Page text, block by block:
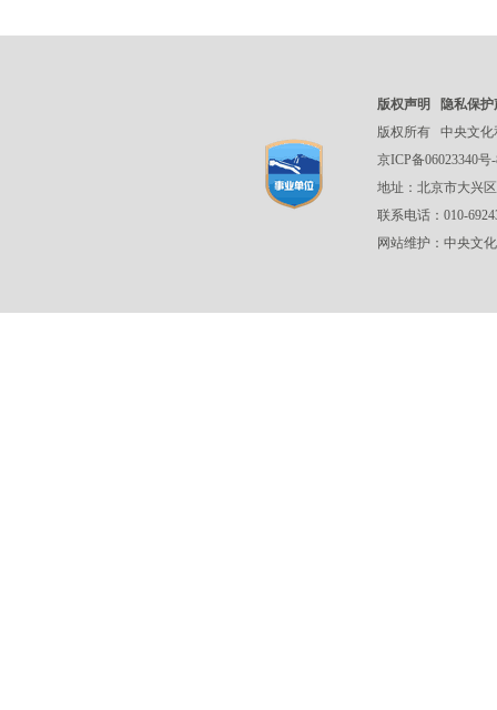
版权声明
隐私保
版权所有
中央文化
京ICP备06023340号
地址：北京市大兴
联系电话：010-
网站维护：中央文